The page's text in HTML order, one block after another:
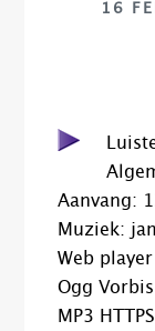
16
Aanvang:
Muziek:
Web
Ogg Vorbis
MP3